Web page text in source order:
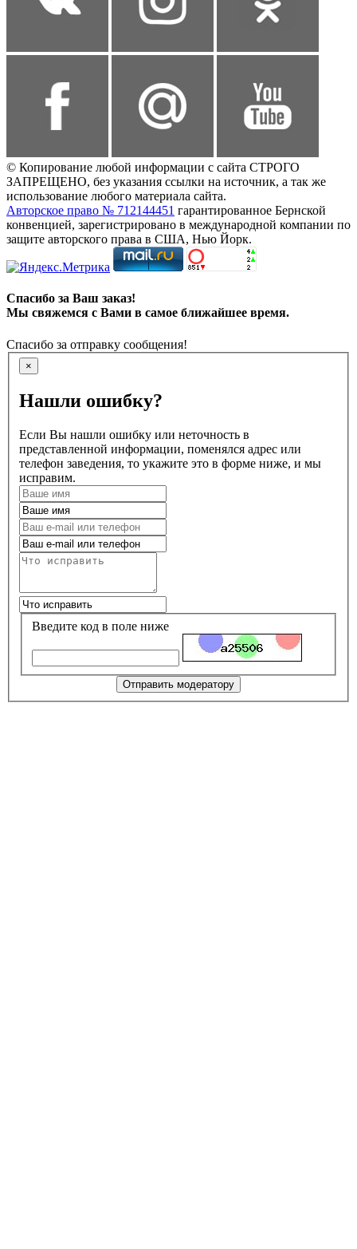
© Копирование любой информации с сайта СТРОГО
ЗАПРЕЩЕНО, без указания ссылки на источник, а так же
использование любого материала сайта.
Авторское право № 712144451 гарантированное Бернской
конвенцией, зарегистрировано в международной компании по
защите авторского права в США, Нью Йорк.
Спасибо за Ваш заказ!
Мы свяжемся с Вами в самое ближайшее время.
Спасибо за отправку сообщения!
×
Нашли ошибку?
Если Вы нашли ошибку или неточность в
представленной информации, поменялся адрес или
телефон заведения, то укажите это в форме ниже, и мы
исправим.
Введите код в поле ниже
Отправить модератору